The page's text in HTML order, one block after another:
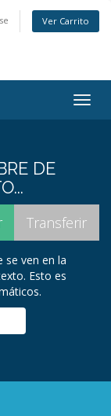
Ver Carrito
DE
se ven en la
Esto es